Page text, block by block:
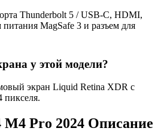
Thunderbolt 5 / USB-C, HDMI,
MagSafe 3 и разъем для
у этой модели?
экран Liquid Retina XDR с
пикселя.
M4 Pro 2024 Описание